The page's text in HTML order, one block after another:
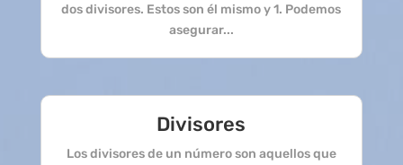
dos divisores. Estos son él mismo y 1. Podemos
asegurar...
Divisores
Los divisores de un número son aquellos que